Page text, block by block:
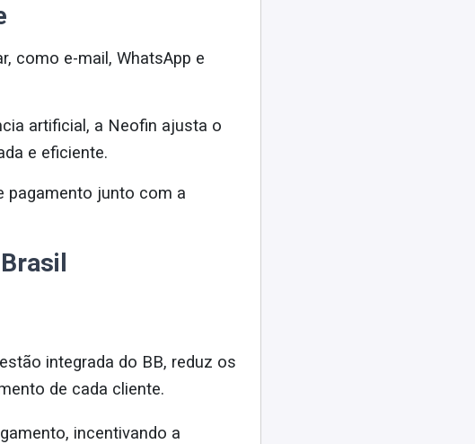
como e-mail, WhatsApp e
artificial, a Neofin ajusta o
e eficiente.
pagamento junto com a
integrada do BB, reduz os
de cada cliente.
incentivando a